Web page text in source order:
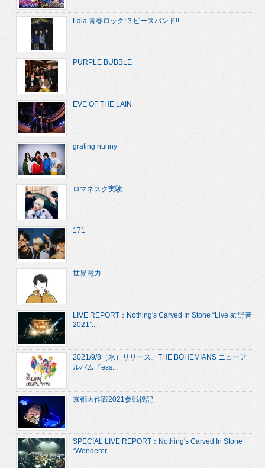
Lala 青春ロック!３ピースバンド!!
PURPLE BUBBLE
EVE OF THE LAIN
grating hunny
ロマネスク実験
171
世界電力
LIVE REPORT：Nothing's Carved In Stone “Live at 野音
2021”...
2021/9/8（水）リリース、THE BOHEMIANS ニューア
ルバム『ess...
京都大作戦2021参戦後記
SPECIAL LIVE REPORT：Nothing's Carved In Stone
“Wonderer ...